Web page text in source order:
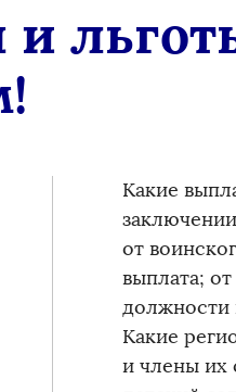
Какие
от
выплата;
должности
Какие
и члены их